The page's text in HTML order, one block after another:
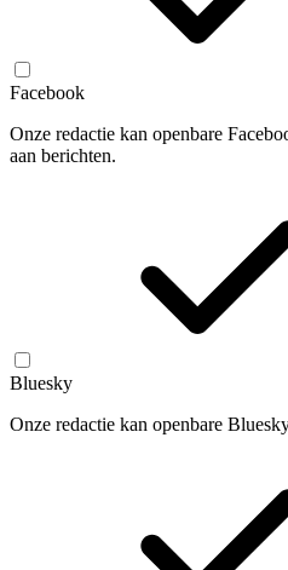
Facebook
Onze redactie kan openbare
aan berichten.
Bluesky
Onze redactie kan openbare